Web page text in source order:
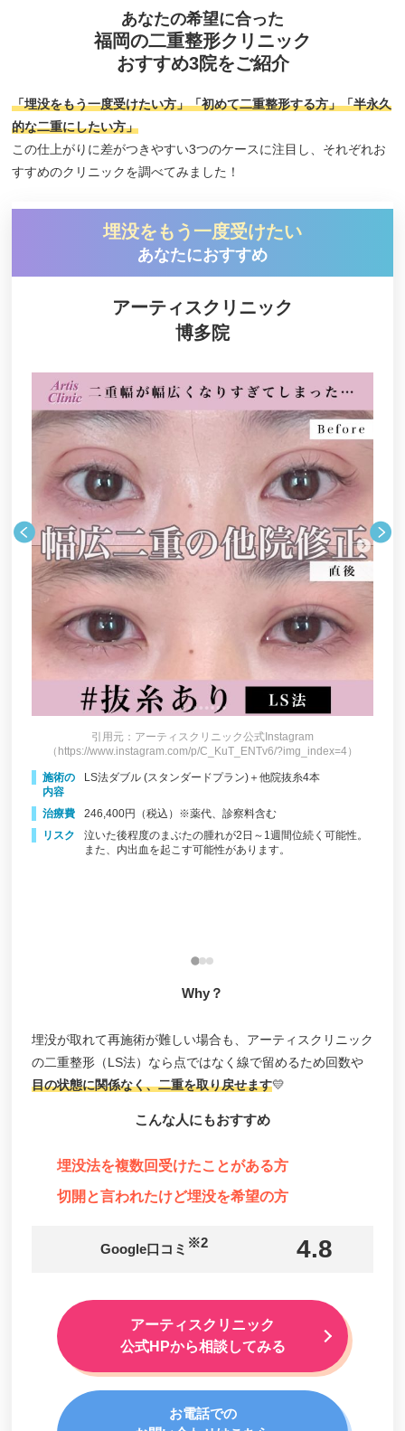
品川スキンクリニック
竹田津医院
セイコメディカルビューティクリニック福岡院
つつみ内科・皮ふ形成クリニック
さくらビューティクリニック
OZUMIクリニック
水の森美容クリニック福岡院
モデナクリニック 天神本院
福嶋美容外科クリニック
東京美容外科 福岡院
荒木国際美容形成外科歯科医院・医科
久留米総合美容外科
Wクリニック 福岡院
あさひクリニック
DESIGN LABO SURGERY（デザインラボ サージ
ェリー）
シェリークリニック（sherie clinic）
聖心美容クリニック福岡院
くろき・ひろクリニック
博多天神スキンクリニック
美容皮膚科赤坂クリニック
ヤグビューティークリニック 福岡（YAG BEAUTY
CLINIC）
行徳形成外科
ビラビューティークリニック 博多院
でぐちスキンクリニック
TCB東京中央美容外科福岡天神院
田原形成クリニック
ネクストトウキョウクリニック（Next Tokyo
つつい皮ふ科形成外科クリニック
福岡TAクリニック
清美会クリニック
矢永クリニック形成外科・美容外科
ルラ美容クリニック 福岡天神院
あなたの希望に合った
福岡の二重整形クリニック
おすすめ3院をご紹介
「埋没をもう一度受けたい方」「初めて二重整形する方」「半永久
的な二重にしたい方」
この仕上がりに差がつきやすい3つのケースに注目し、それぞれお
すすめのクリニックを調べてみました！
埋没をもう一度受けたい
あなたにおすすめ
アーティスクリニック
博多院
引用元：アーティスクリニック公式Instagram
（https://www.instagram.com/p/C_KuT_ENTv6/?img_index=4）
施術の
内容
LS法ダブル (スタンダードプラン)＋他院抜糸4本
治療費
246,400円（税込）※薬代、診察料含む
リスク
泣いた後程度のまぶたの腫れが2日～1週間位続く可能性。
また、内出血を起こす可能性があります。
Why？
埋没が取れて再施術が難しい場合も、アーティスクリニック
の二重整形（LS法）なら点ではなく線で留めるため回数や
目の状態に関係なく、二重を取り戻せます💛
こんな人にもおすすめ
埋没法を複数回受けたことがある方
切開と言われたけど埋没を希望の方
Google口コミ ※2 4.8
アーティスクリニック
公式HPから相談してみる
お電話での